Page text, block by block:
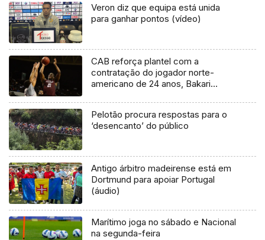
Veron diz que equipa está unida
para ganhar pontos (vídeo)
CAB reforça plantel com a
contratação do jogador norte-
americano de 24 anos, Bakari
Pelotão procura respostas para o
‘desencanto’ do público
Antigo árbitro madeirense está em
Dortmund para apoiar Portugal
(áudio)
Marítimo joga no sábado e Nacional
na segunda-feira